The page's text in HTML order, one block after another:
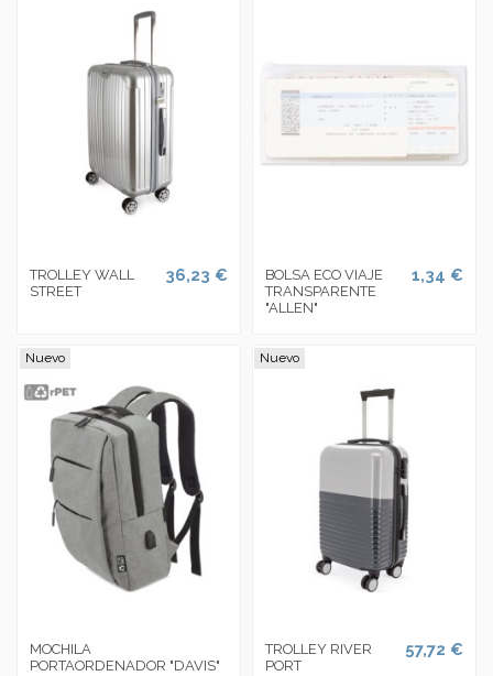
TROLLEY WALL
STREET
36,23 €
BOLSA ECO VIAJE
TRANSPARENTE
"ALLEN"
1,34 €
Nuevo
MOCHILA
PORTAORDENADOR "DAVIS"
Nuevo
TROLLEY RIVER
PORT
57,72 €